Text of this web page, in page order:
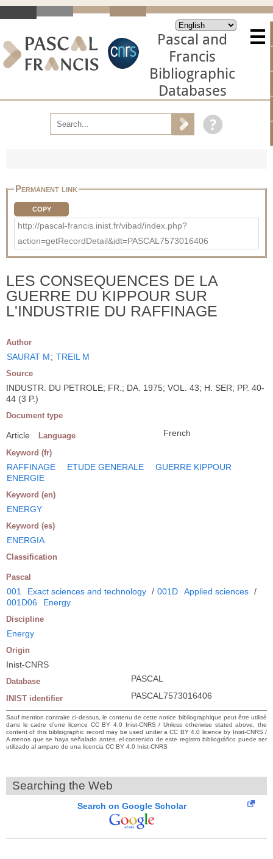
Pascal and
Francis
Bibliographic
Databases
Permanent link
COPY
http://pascal-francis.inist.fr/vibad/index.php?
action=getRecordDetail&idt=PASCAL7573016406
LES CONSEQUENCES DE LA
GUERRE DU KIPPOUR SUR
L'INDUSTRIE DU RAFFINAGE
Author
SAURAT M; TREIL M
Source
INDUSTR. DU PETROLE; FR.; DA. 1975; VOL. 43; H. SER; PP. 40-
44 (3 P.)
Document type
Article Language French
Keyword (fr)
RAFFINAGE ETUDE GENERALE
GUERRE KIPPOUR
ENERGIE
Keyword (en)
ENERGY
Keyword (es)
ENERGIA
Classification
Pascal
001 Exact sciences and technology / 001D Applied sciences /
001D06
Energy
Discipline
Energy
Origin
Inist-CNRS
Database PASCAL
INIST identifier PASCAL7573016406
Sauf mention contraire ci-dessus, le contenu de cette notice bibliographique peut être utilisé
dans le cadre d’une licence CC BY 4.0 Inist-CNRS / Unless otherwise stated above, the
content of this bibliographic record may be used under a CC BY 4.0 licence by Inist-CNRS /
A menos que se haya señalado antes, el contenido de este registro bibliográfico puede ser
utilizado al amparo de una licencia CC BY 4.0 Inist-CNRS
Searching the Web
Search on Google Scholar